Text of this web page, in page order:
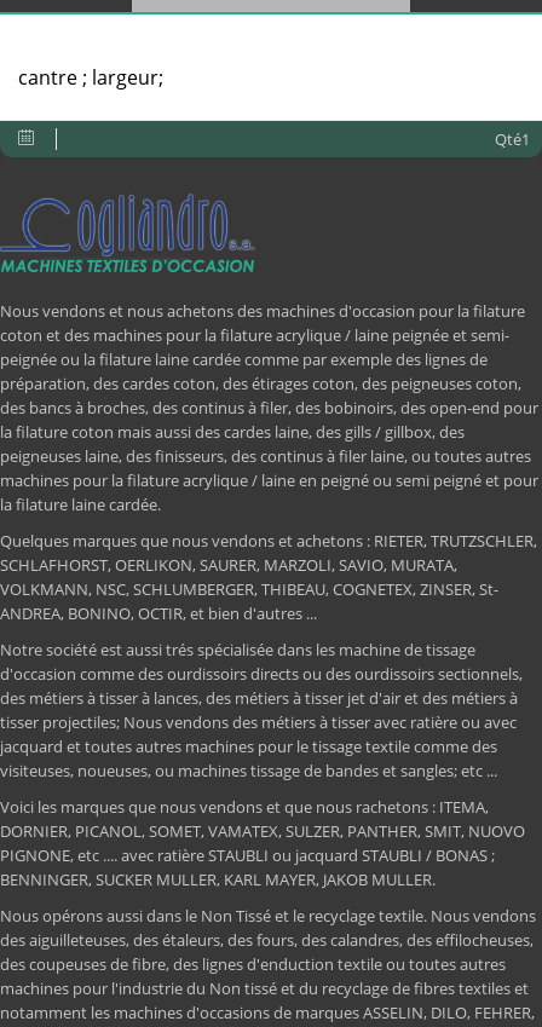
cantre ; largeur;
Qté1
Nous vendons et nous achetons des machines d'occasion pour la filature
coton et des machines pour la filature acrylique / laine peignée et semi-
peignée ou la filature laine cardée comme par exemple des lignes de
préparation, des cardes coton, des étirages coton, des peigneuses coton,
des bancs à broches, des continus à filer, des bobinoirs, des open-end pour
la filature coton mais aussi des cardes laine, des gills / gillbox, des
peigneuses laine, des finisseurs, des continus à filer laine, ou toutes autres
machines pour la filature acrylique / laine en peigné ou semi peigné et pour
la filature laine cardée.
Quelques marques que nous vendons et achetons : RIETER, TRUTZSCHLER,
SCHLAFHORST, OERLIKON, SAURER, MARZOLI, SAVIO, MURATA,
VOLKMANN, NSC, SCHLUMBERGER, THIBEAU, COGNETEX, ZINSER, St-
ANDREA, BONINO, OCTIR, et bien d'autres ...
Notre société est aussi trés spécialisée dans les machine de tissage
d'occasion comme des ourdissoirs directs ou des ourdissoirs sectionnels,
des métiers à tisser à lances, des métiers à tisser jet d'air et des métiers à
tisser projectiles; Nous vendons des métiers à tisser avec ratière ou avec
jacquard et toutes autres machines pour le tissage textile comme des
visiteuses, noueuses, ou machines tissage de bandes et sangles; etc ...
Voici les marques que nous vendons et que nous rachetons : ITEMA,
DORNIER, PICANOL, SOMET, VAMATEX, SULZER, PANTHER, SMIT, NUOVO
PIGNONE, etc .... avec ratière STAUBLI ou jacquard STAUBLI / BONAS ;
BENNINGER, SUCKER MULLER, KARL MAYER, JAKOB MULLER.
Nous opérons aussi dans le Non Tissé et le recyclage textile. Nous vendons
des aiguilleteuses, des étaleurs, des fours, des calandres, des effilocheuses,
des coupeuses de fibre, des lignes d'enduction textile ou toutes autres
machines pour l'industrie du Non tissé et du recyclage de fibres textiles et
notamment les machines d'occasions de marques ASSELIN, DILO, FEHRER,